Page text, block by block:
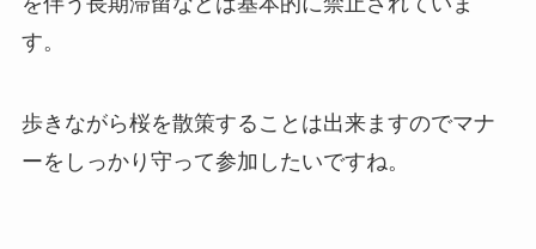
す。
歩きながら桜を散策することは出来ますのでマナ
ーをしっかり守って参加したいですね。